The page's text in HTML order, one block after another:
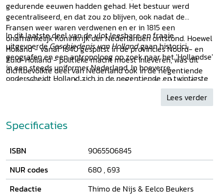
gedurende eeuwen hadden gehad. Het bestuur werd
gecentraliseerd, en dat zou zo blijven, ook nadat de
Fransen weer waren verdwenen en er in 1815 een
onafhankelijk Koninkrijk der Nederlanden ontstond. Hoewel
Holland - vanaf 1840 gesplitst in de provincies Noord- en
Zuid-Holland - politieke macht moest inleveren, was dit
dichtbevolkte deel van Nederland ook in de negentiende
en twintigste eeuw het economische en culturele hart van
Nederland. Met zijn grote steden, (lucht)havens,
hoofdkantoren, universiteiten en kunstcentra was Holland
In dit laatste deel van de vlot leesbare en fraaie
uitgevoerdeGeschiedenis van Hollandgaan historici,
geografen en een antropoloog op zoek naar het 'Hollandse'
in een steeds uniformer Nederland. In hoeverre
onderscheidt Holland zich in de negentiende en twintigste
eeuw nog van de omringende provincies? Is er sprake van
één Holland? Of is het typisch 'Hollandse' - in deze tijd van
Lees verder
Specificaties
ISBN
9065506845
NUR codes
680 ,693
Redactie
Thimo de Nijs & Eelco Beukers